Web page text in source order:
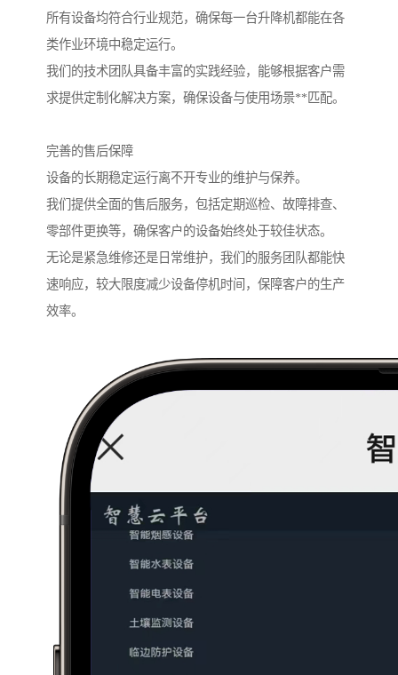
所有设备均符合行业规范，确保每一台升降机都能在各
类作业环境中稳定运行。
我们的技术团队具备丰富的实践经验，能够根据客户需
求提供定制化解决方案，确保设备与使用场景**匹配。
完善的售后保障
设备的长期稳定运行离不开专业的维护与保养。
我们提供全面的售后服务，包括定期巡检、故障排查、
零部件更换等，确保客户的设备始终处于较佳状态。
无论是紧急维修还是日常维护，我们的服务团队都能快
速响应，较大限度减少设备停机时间，保障客户的生产
效率。